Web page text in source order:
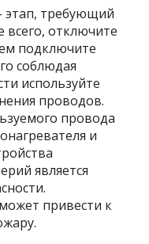
этап, требующий
всего, отключите
подключите
соблюдая
используйте
проводов.
провода
и
является
привести к